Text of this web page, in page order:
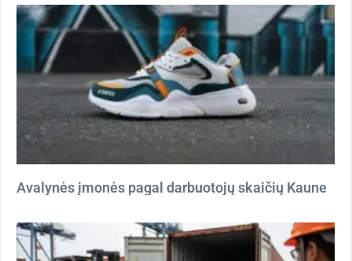
Avalynės įmonės pagal darbuotojų skaičių Kaune